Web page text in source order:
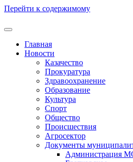
Перейти к содержимому
Главная
Новости
Казачество
Прокуратура
Здравоохранение
Образование
Культура
Спорт
Общество
Происшествия
Агросектор
Документы
Администрация